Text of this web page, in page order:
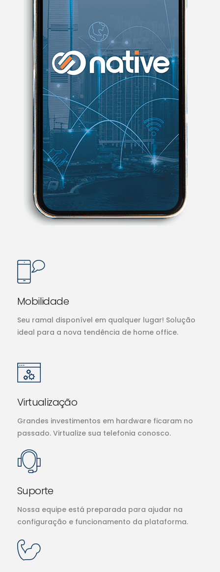
Mobilidade
Seu ramal disponível em qualquer lugar! Solução
ideal para a nova tendência de home office.
Virtualização
Grandes investimentos em hardware ficaram no
passado. Virtualize sua telefonia conosco.
Suporte
Nossa equipe está preparada para ajudar na
configuração e funcionamento da plataforma.